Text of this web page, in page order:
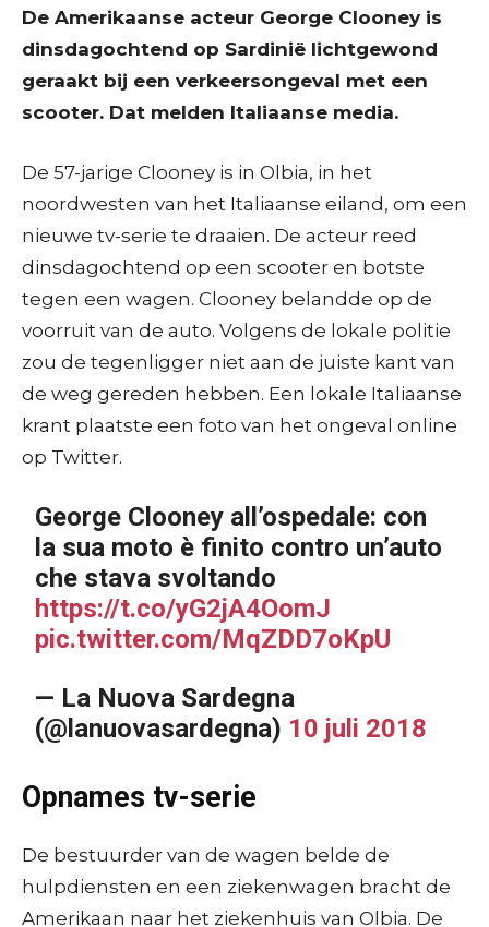
De Amerikaanse acteur George Clooney is
dinsdagochtend op Sardinië lichtgewond
geraakt bij een verkeersongeval met een
scooter. Dat melden Italiaanse media.
De 57-jarige Clooney is in Olbia, in het
noordwesten van het Italiaanse eiland, om een
nieuwe tv-serie te draaien. De acteur reed
dinsdagochtend op een scooter en botste
tegen een wagen. Clooney belandde op de
voorruit van de auto. Volgens de lokale politie
zou de tegenligger niet aan de juiste kant van
de weg gereden hebben. Een lokale Italiaanse
krant plaatste een foto van het ongeval online
op Twitter.
George Clooney all’ospedale: con
la sua moto è finito contro un’auto
che stava svoltando
https://t.co/yG2jA4OomJ
pic.twitter.com/MqZDD7oKpU
— La Nuova Sardegna
(@lanuovasardegna) 10 juli 2018
Opnames tv-serie
De bestuurder van de wagen belde de
hulpdiensten en een ziekenwagen bracht de
Amerikaan naar het ziekenhuis van Olbia. De